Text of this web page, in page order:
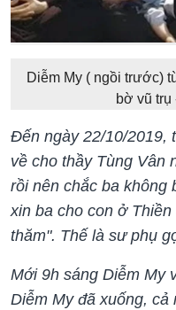
Diễm My ( ngồi trước)
bờ vũ trụ
Đến ngày 22/10/2019,
về cho thầy Tùng Vân
rồi nên chắc ba không
xin ba cho con ở
thăm". Thế là sư phụ
Mới 9h sáng Diễm My
Diễm My đã xuống, cả